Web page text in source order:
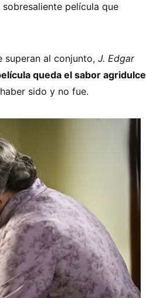
película que
superan al conjunto, J. Edgar
queda el sabor agridulce
sido y no fue.